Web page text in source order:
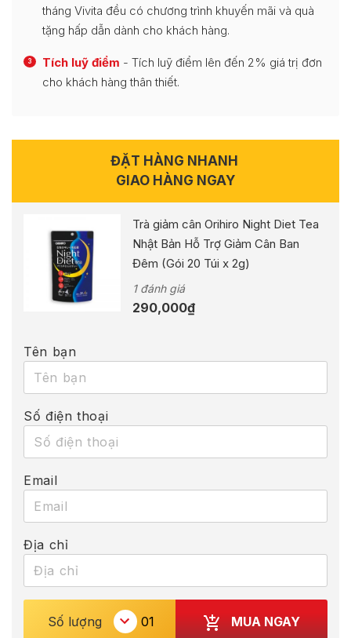
tháng Vivita đều có chương trình khuyến mãi và quà
tặng hấp dẫn dành cho khách hàng.
3 Tích luỹ điểm - Tích luỹ điểm lên đến 2% giá trị đơn
cho khách hàng thân thiết.
ĐẶT HÀNG NHANH
GIAO HÀNG NGAY
Trà giảm cân Orihiro Night Diet Tea
Nhật Bản Hỗ Trợ Giảm Cân Ban
Đêm (Gói 20 Túi x 2g)
1 đánh giá
290,000₫
Tên bạn
Số điện thoại
Email
Địa chỉ
Số lượng MUA NGAY